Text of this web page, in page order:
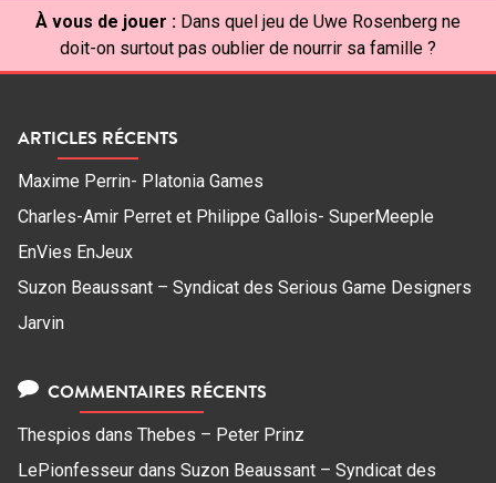
À vous de jouer : Dans quel jeu de Uwe Rosenberg ne
doit-on surtout pas oublier de nourrir sa famille ?
ARTICLES RÉCENTS
Maxime Perrin- Platonia Games
Charles-Amir Perret et Philippe Gallois- SuperMeeple
EnVies EnJeux
Suzon Beaussant – Syndicat des Serious Game Designers
Jarvin
COMMENTAIRES RÉCENTS
Thespios dans Thebes – Peter Prinz
LePionfesseur dans Suzon Beaussant – Syndicat des